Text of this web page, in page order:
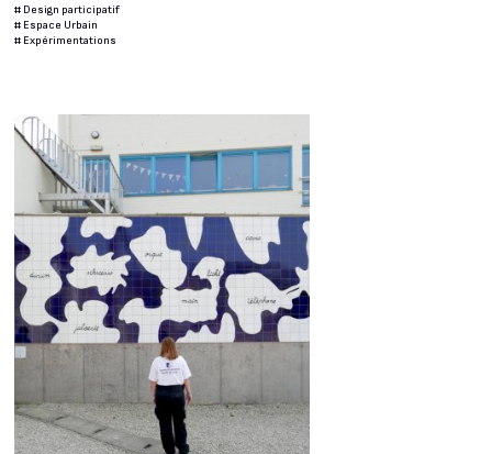
# Design participatif
# Espace Urbain
# Expérimentations